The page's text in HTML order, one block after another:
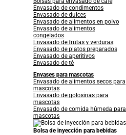
Envasado de condimentos
Envasado de dulces
Envasado de alimentos en polvo
Envasado de alimentos
congelados
Envasado de frutas y verduras
Envasado de platos preparados
Envasado de aperitivos
Envasado de té
Envases para mascotas
Envasado de alimentos secos para
mascotas
Envasado de golosinas para
mascotas
Envasado de comida húmeda para
mascotas
Bolsa de inyección para bebidas